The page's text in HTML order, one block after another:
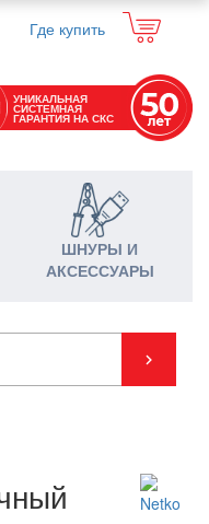
Где купить
УНИКАЛЬНАЯ
СИСТЕМНАЯ
ГАРАНТИЯ НА СКС
ШНУРЫ И
АКСЕССУАРЫ